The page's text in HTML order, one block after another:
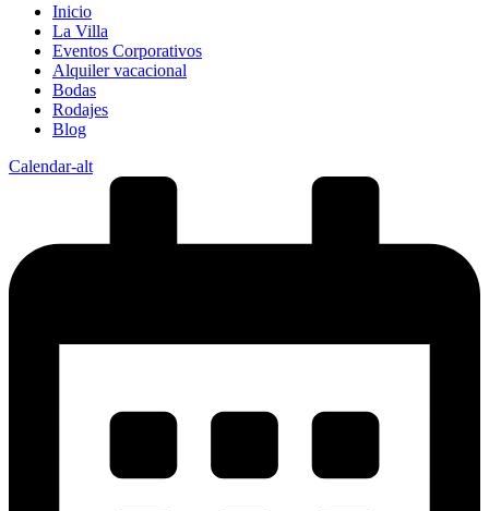
Inicio
La Villa
Eventos Corporativos
Alquiler vacacional
Bodas
Rodajes
Blog
Calendar-alt